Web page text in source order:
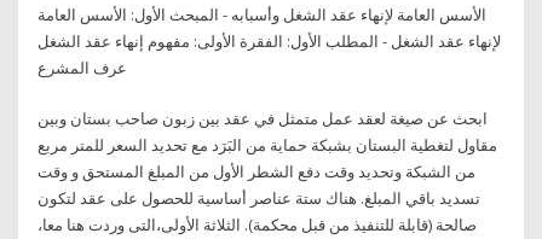
الأسس العامة لإنهاء عقد الشغل وأسبابه - المبحث الأول: الأسس العامة
لإنهاء عقد الشغل - المطلب الأول: الفقرة الأولى: مفهوم إنهاء عقد الشغل
عرف المشرع
ابحث عن صيغة لعقد عمل متمثل في عقد بين زبون صاحب بستان وبين
مقاول لتغطية البستان بشبكة حماية من البَرَد مع تحديد السعر للمتر مربع
من الشبكة وتحديد وقت دفع الشطر الأول من المبلغ المستحق و وقت
تسديد باقي المبلغ. هناك ستة عناصر أساسية للحصول على عقد لتكون
صالحة (قابلة للتنفيذ من قبل محكمة). الثلاثة الأولى،التى وردت هنا معا،